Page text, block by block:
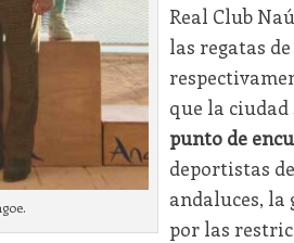
Real Club
las regatas
que la
punto de
deportistas
andaluces, la
por las